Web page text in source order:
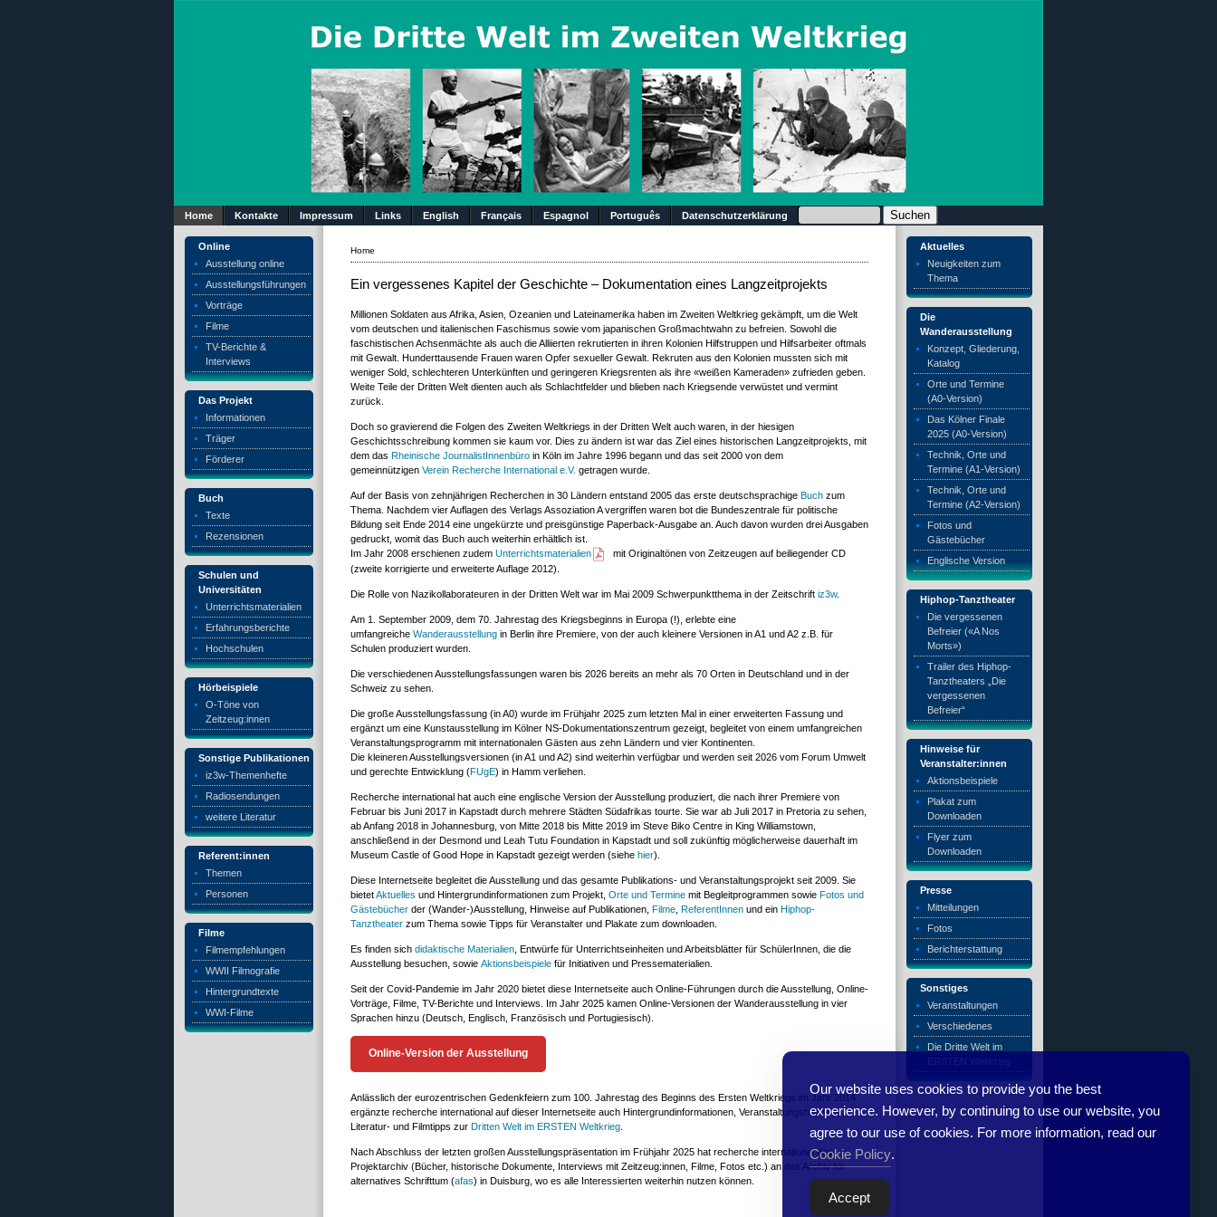
Home Kontakte Impressum Links English Français Espagnol Português Datenschutzerklärung Suchen nach:
Online
Ausstellung online
Ausstellungsführungen
Vorträge
Filme
TV-Berichte &
Interviews
Das Projekt
Informationen
Träger
Förderer
Buch
Texte
Rezensionen
Schulen und
Universitäten
Unterrichtsmaterialien
Erfahrungsberichte
Hochschulen
Hörbeispiele
O-Töne von
Zeitzeug:innen
Sonstige Publikationen
iz3w-Themenhefte
Radiosendungen
weitere Literatur
Referent:innen
Themen
Personen
Filme
Filmempfehlungen
WWII Filmografie
Hintergrundtexte
WWI-Filme
Home
Ein vergessenes Kapitel der Geschichte – Dokumentation eines Langzeitprojekts
Millionen Soldaten aus Afrika, Asien, Ozeanien und Lateinamerika haben im Zweiten Weltkrieg gekämpft, um die Welt
vom deutschen und italienischen Faschismus sowie vom japanischen Großmachtwahn zu befreien. Sowohl die
faschistischen Achsenmächte als auch die Alliierten rekrutierten in ihren Kolonien Hilfstruppen und Hilfsarbeiter oftmals
mit Gewalt. Hunderttausende Frauen waren Opfer sexueller Gewalt. Rekruten aus den Kolonien mussten sich mit
weniger Sold, schlechteren Unterkünften und geringeren Kriegsrenten als ihre «weißen Kameraden» zufrieden geben.
Weite Teile der Dritten Welt dienten auch als Schlachtfelder und blieben nach Kriegsende verwüstet und vermint
zurück.
Doch so gravierend die Folgen des Zweiten Weltkriegs in der Dritten Welt auch waren, in der hiesigen
Geschichtsschreibung kommen sie kaum vor. Dies zu ändern ist war das Ziel eines historischen Langzeitprojekts, mit
dem dasRheinische JournalistInnenbüro in Köln im Jahre 1996 begann und das seit 2000 von dem
gemeinnützigenVerein Recherche International e.V. getragen wurde.
Auf der Basis von zehnjährigen Recherchen in 30 Ländern entstand 2005 das erste deutschsprachigeBuch zum
Thema. Nachdem vier Auflagen des Verlags Assoziation A vergriffen waren bot die Bundeszentrale für politische
Bildung seit Ende 2014 eine ungekürzte und preisgünstige Paperback-Ausgabe an. Auch davon wurden drei Ausgaben
gedruckt, womit das Buch auch weiterhin erhältlich ist.
Im Jahr 2008 erschienen zudemUnterrichtsmaterialien
mit Originaltönen von Zeitzeugen auf beiliegender CD
(zweite korrigierte und erweiterte Auflage 2012).
Die Rolle von Nazikollaborateuren in der Dritten Welt war im Mai 2009 Schwerpunktthema in der Zeitschriftiz3w.
Am 1. September 2009, dem 70. Jahrestag des Kriegsbeginns in Europa (!), erlebte eine
umfangreicheWanderausstellung in Berlin ihre Premiere, von der auch kleinere Versionen in A1 und A2 z.B. für
Schulen produziert wurden.
Die verschiedenen Ausstellungsfassungen waren bis 2026 bereits an mehr als 70 Orten in Deutschland und in der
Schweiz zu sehen.
Die große Ausstellungsfassung (in A0) wurde im Frühjahr 2025 zum letzten Mal in einer erweiterten Fassung und
ergänzt um eine Kunstausstellung im Kölner NS-Dokumentationszentrum gezeigt, begleitet von einem umfangreichen
Veranstaltungsprogramm mit internationalen Gästen aus zehn Ländern und vier Kontinenten.
Die kleineren Ausstellungsversionen (in A1 und A2) sind weiterhin verfügbar und werden seit 2026 vom Forum Umwelt
und gerechte Entwicklung (FUgE) in Hamm verliehen.
Recherche international hat auch eine englische Version der Ausstellung produziert, die nach ihrer Premiere von
Februar bis Juni 2017 in Kapstadt durch mehrere Städten Südafrikas tourte. Sie war ab Juli 2017 in Pretoria zu sehen,
ab Anfang 2018 in Johannesburg, von Mitte 2018 bis Mitte 2019 im Steve Biko Centre in King Williamstown,
anschließend in der Desmond und Leah Tutu Foundation in Kapstadt und soll zukünftig möglicherweise dauerhaft im
Museum Castle of Good Hope in Kapstadt gezeigt werden (siehehier).
Diese Internetseite begleitet die Ausstellung und das gesamte Publikations- und Veranstaltungsprojekt seit 2009. Sie
bietetAktuelles und Hintergrundinformationen zum Projekt,Orte und Termine mit Begleitprogrammen sowieFotos und
Gästebücher der (Wander-)Ausstellung, Hinweise auf Publikationen,Filme ,ReferentInnen und einHiphop-
Tanztheater zum Thema sowie Tipps für Veranstalter und Plakate zum downloaden.
Es finden sichdidaktische Materialien , Entwürfe für Unterrichtseinheiten und Arbeitsblätter für SchülerInnen, die die
Ausstellung besuchen, sowieAktionsbeispiele für Initiativen und Pressematerialien.
Seit der Covid-Pandemie im Jahr 2020 bietet diese Internetseite auch Online-Führungen durch die Ausstellung, Online-
Vorträge, Filme, TV-Berichte und Interviews. Im Jahr 2025 kamen Online-Versionen der Wanderausstellung in vier
Sprachen hinzu (Deutsch, Englisch, Französisch und Portugiesisch).
Online-Version der Ausstellung
Anlässlich der eurozentrischen Gedenkfeiern zum 100. Jahrestag des Beginns des Ersten Weltkriegs im Jahr 2014
ergänzte recherche international auf dieser Internetseite auch Hintergrundinformationen, Veranstaltungshinweise,
Literatur- und Filmtipps zurDritten Welt im ERSTEN Weltkrieg
Nach Abschluss der letzten großen Ausstellungspräsentation im Frühjahr 2025 hat recherche international das
Projektarchiv (Bücher, historische Dokumente, Interviews mit Zeitzeug:innen, Filme, Fotos etc.) an das Archiv für
alternatives Schrifttum (afas) in Duisburg, wo es alle Interessierten weiterhin nutzen können.
Aktuelles
Neuigkeiten zum
Thema
Die
Wanderausstellung
Konzept, Gliederung,
Katalog
Orte und Termine
(A0-Version)
Das Kölner Finale
2025 (A0-Version)
Technik, Orte und
Termine (A1-Version)
Technik, Orte und
Termine (A2-Version)
Fotos und
Gästebücher
Englische Version
Hiphop-Tanztheater
Die vergessenen
Befreier («A Nos
Morts»)
Trailer des Hiphop-
Tanztheaters „Die
vergessenen
Befreier“
Hinweise für
Veranstalter:innen
Aktionsbeispiele
Plakat zum
Downloaden
Flyer zum
Downloaden
Presse
Mitteilungen
Fotos
Berichterstattung
Sonstiges
Veranstaltungen
Verschiedenes
Die Dritte Welt im
ERSTEN Weltkrieg
Our website uses cookies to provide you the best
experience. However, by continuing to use our website, you
agree to our use of cookies. For more information, read our
Cookie Policy.
Accept